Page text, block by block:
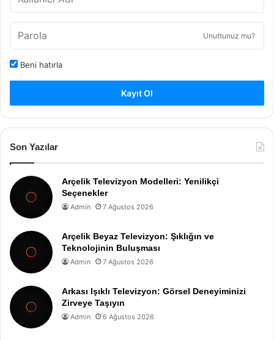
Unuttunuz mu?
Beni hatırla
Kayıt Ol
Son Yazılar
Arçelik Televizyon Modelleri: Yenilikçi
Seçenekler
Admin 7 Ağustos 2026
Arçelik Beyaz Televizyon: Şıklığın ve
Teknolojinin Buluşması
Admin 7 Ağustos 2026
Arkası Işıklı Televizyon: Görsel Deneyiminizi
Zirveye Taşıyın
Admin 6 Ağustos 2026